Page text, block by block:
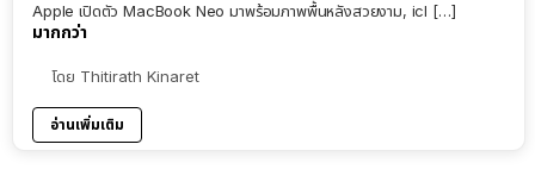
Apple เปิดตัว MacBook Neo มาพร้อมภาพพื้นหลังสวยงาม, icl […]
มากกว่า
โดย Thitirath Kinaret
อ่านเพิ่มเติม